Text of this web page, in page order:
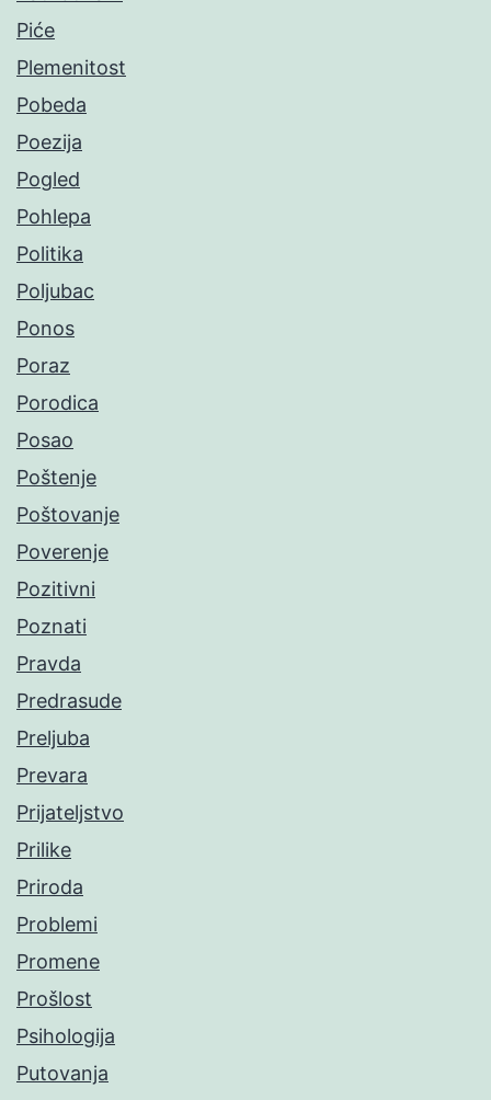
Piće
Plemenitost
Pobeda
Poezija
Pogled
Pohlepa
Politika
Poljubac
Ponos
Poraz
Porodica
Posao
Poštenje
Poštovanje
Poverenje
Pozitivni
Poznati
Pravda
Predrasude
Preljuba
Prevara
Prijateljstvo
Prilike
Priroda
Problemi
Promene
Prošlost
Psihologija
Putovanja